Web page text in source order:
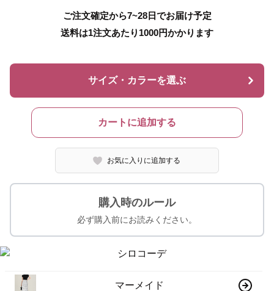
ご注文確定から7~28日でお届け予定
送料は1注文あたり 1000円かかります
サイズ・カラーを選ぶ
カートに追加する
お気に入りに追加する
購入時のルール
必ず購入前にお読みください。
マーメイド